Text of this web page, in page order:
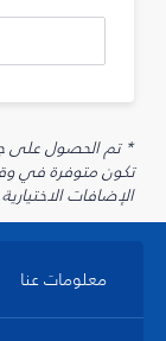
تكون متوفرة في
الإضافات
معلومات عنا